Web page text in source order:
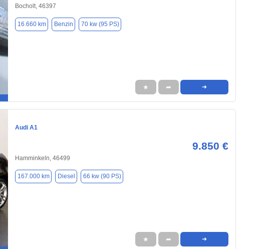
Bocholt, 46397
16.660 km Benzin 70 kw (95 PS)
★ ➦ ➜
Audi A1
9.850 €
Hamminkeln, 46499
167.000 km Diesel 66 kw (90 PS)
★ ➦ ➜